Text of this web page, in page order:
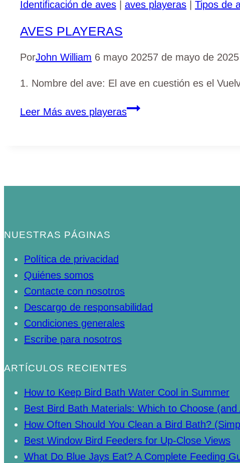
Identificación de aves aves playeras Tipos de
AVES PLAYERAS
PorJohn William 6 mayo 20257 de mayo de 2025
1. Nombre del ave: El ave en cuestión es el
Leer Más aves playeras
NUESTRAS PÁGINAS
Política de privacidad
Quiénes somos
Contacte con nosotros
Descargo de responsabilidad
Condiciones generales
Escribe para nosotros
ARTÍCULOS RECIENTES
How to Keep Bird Bath Water Cool in Summer
Best Bird Bath Materials: Which to Choose (and
How Often Should You Clean a Bird Bath?
Best Window Bird Feeders for Up-Close Views
What Do Blue Jays Eat? A Complete Feeding